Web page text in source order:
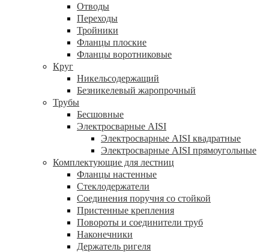
Отводы
Переходы
Тройники
Фланцы плоские
Фланцы воротниковые
Круг
Никельсодержащий
Безникелевый жаропрочный
Трубы
Бесшовные
Электросварные AISI
Электросварные AISI квадратные
Электросварные AISI прямоугольные
Комплектующие для лестниц
Фланцы настенные
Стеклодержатели
Соединения поручня со стойкой
Пристенные крепления
Повороты и соединители труб
Наконечники
Держатель ригеля